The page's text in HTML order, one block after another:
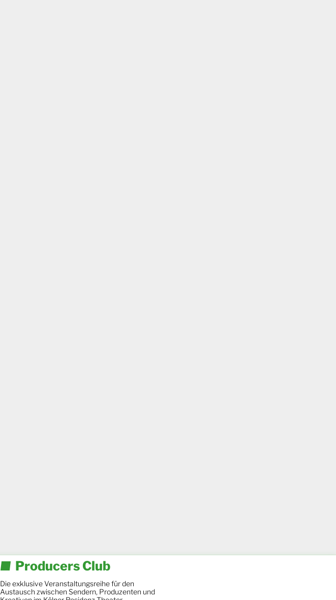
Producers Club
Die exklusive Veranstaltungsreihe für den
Austausch zwischen Sendern, Produzenten und